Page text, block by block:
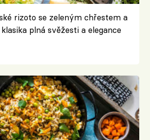
rizoto se zeleným chřestem a
plná svěžesti a elegance